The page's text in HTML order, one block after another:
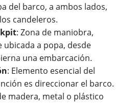
del barco, a ambos lados,
candeleros.
: Zona de maniobra,
ubicada a popa, desde
una embarcación.
: Elemento esencial del
es direccionar el barco.
madera, metal o plástico